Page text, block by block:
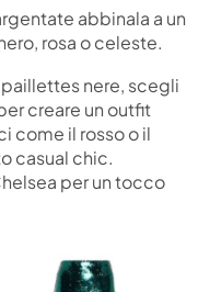
abbinala a un
rosa o celeste.
nere, scegli
creare un outfit
come il rosso o il
casual chic.
per un tocco